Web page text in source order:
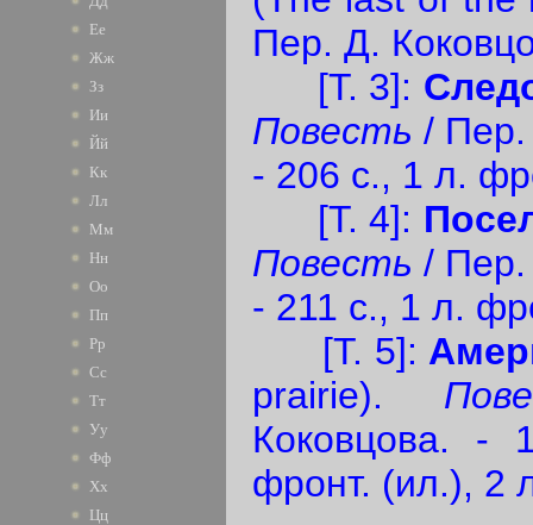
Ее
Жж
Зз
Ии
Йй
Кк
Лл
Мм
Нн
Оо
Пп
Рр
Сс
Тт
Уу
Фф
Хх
Цц
Пер. Д.
[Т. 3]:
Повесть / Пер.
- 206 с., 1 л.
[Т. 4]:
Повесть / Пер.
- 211 с., 1 л.
[Т. 5]:
prairie).
Коковцова.
фронт. (ил.), 2